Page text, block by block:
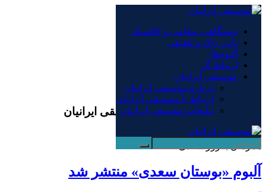
دستگاهی، مقامی و کلاسیک
پاپ، راک و تلفیقی
آلبوم‌ها
ارتباط گر
موسیقی ایرانیان
درباره موسیقی ایرانیان
ارتباط با موسیقی ایرانیان
تبلیغات موسیقی ایرانیان
×
دستگاهی، مقامی و کلاسیک
پاپ، راک و تلفیقی
آلبوم‌ها
ارتباط گر
موسیقی ایرانیان
بایگانی‌ها احسان چریکی - موسیقی ایرانیان
همزمان با روز سعدی
آلبوم «بوستان سعدی» منتشر شد